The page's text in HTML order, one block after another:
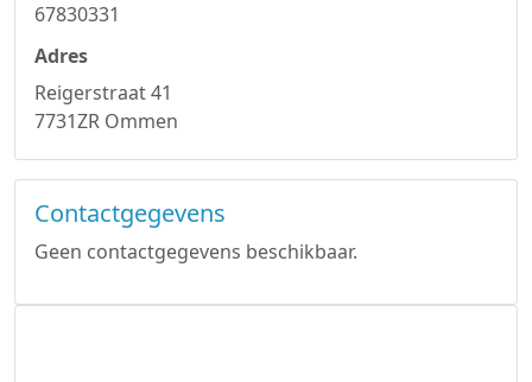
67830331
Adres
Reigerstraat 41
7731ZR Ommen
Contactgegevens
Geen contactgegevens beschikbaar.